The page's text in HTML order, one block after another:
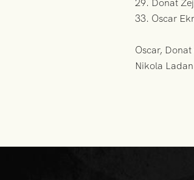
29. Donat
33. Oscar
Oscar,
Nikola